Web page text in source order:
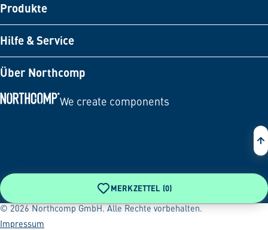
Produkte
Hilfe & Service
Über Northcomp
We create components
MERKZETTEL (0)
© 2026 Northcomp GmbH. Alle Rechte vorbehalten.
Impressum